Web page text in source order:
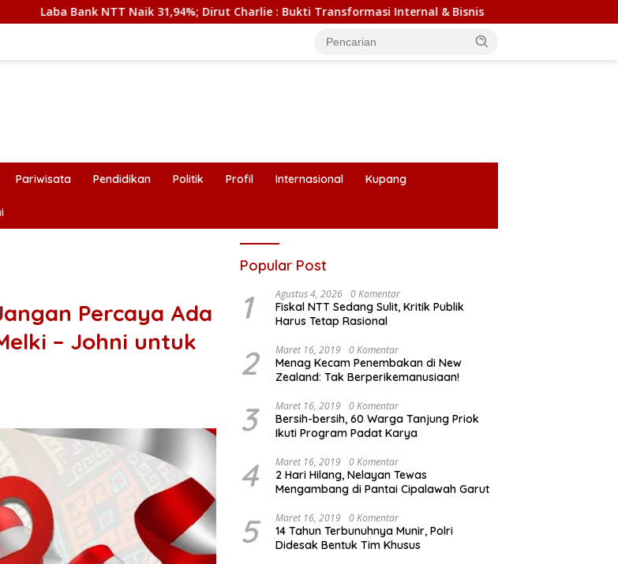
31,94%; Dirut Charlie : Bukti Transformasi Internal & Bisnis
Pariwisata Pendidikan Politik Profil Internasional Kupang
Percaya Ada
– Johni untuk
Popular Post
1 Agustus 4, 2026 0 Komentar
Fiskal NTT Sedang Sulit, Kritik Publik
Harus Tetap Rasional
2 Maret 16, 2019 0 Komentar
Menag Kecam Penembakan di New
Zealand: Tak Berperikemanusiaan!
3 Maret 16, 2019 0 Komentar
Bersih-bersih, 60 Warga Tanjung Priok
Ikuti Program Padat Karya
4 Maret 16, 2019 0 Komentar
2 Hari Hilang, Nelayan Tewas
Mengambang di Pantai Cipalawah Garut
5 Maret 16, 2019 0 Komentar
14 Tahun Terbunuhnya Munir, Polri
Didesak Bentuk Tim Khusus